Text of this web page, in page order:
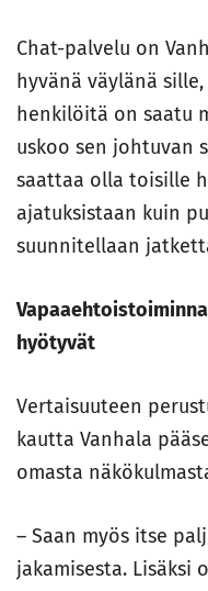
Chat-palvelu on
hyvänä väylänä
henkilöitä on saatu
uskoo sen johtuvan
saattaa olla toisille
ajatuksistaan kuin
suunnitellaan
hyötyvät
Vertaisuuteen
kautta Vanhala
omasta
– Saan myös itse
jakamisesta. Lisäksi